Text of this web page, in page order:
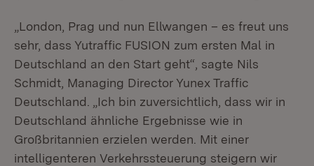
„London, Prag und nun Ellwangen – es freut uns
sehr, dass Yutraffic FUSION zum ersten Mal in
Deutschland an den Start geht“, sagte Nils
Schmidt, Managing Director Yunex Traffic
Deutschland. „Ich bin zuversichtlich, dass wir in
Deutschland ähnliche Ergebnisse wie in
Großbritannien erzielen werden. Mit einer
intelligenteren Verkehrssteuerung steigern wir